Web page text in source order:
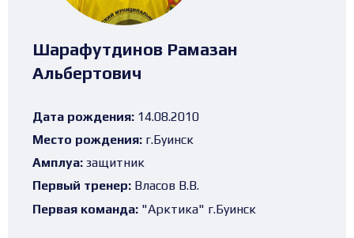
Шарафутдинов Рамазан
Альбертович
Дата рождения: 14.08.2010
Место рождения: г.Буинск
Амплуа: защитник
Первый тренер: Власов В.В.
Первая команда: "Арктика" г.Буинск